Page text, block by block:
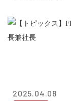
2025.04.08